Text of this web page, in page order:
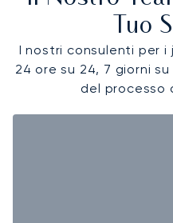
Tuo
I nostri consulenti per
24 ore su 24, 7 giorni
del processo